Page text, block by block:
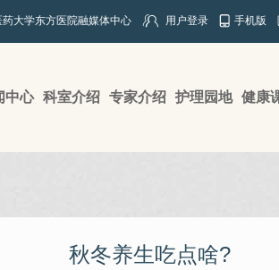
药大学东方医院融媒体中心 用户登录 手机版
中心 科室介绍 专家介绍 护理园地 健康
秋冬养生吃点啥?